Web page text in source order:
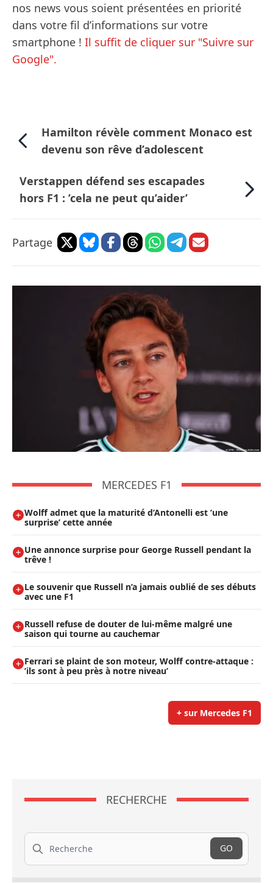
nos news vous soient présentées en priorité
dans votre fil d’informations sur votre
smartphone ! Il suffit de cliquer sur "Suivre sur
Google".
Hamilton révèle comment Monaco est
devenu son rêve d’adolescent
Verstappen défend ses escapades
hors F1 : ’cela ne peut qu’aider’
Partage
MERCEDES F1
Wolff admet que la maturité d’Antonelli est ’une
surprise’ cette année
Une annonce surprise pour George Russell pendant la
trêve !
Le souvenir que Russell n’a jamais oublié de ses débuts
avec une F1
Russell refuse de douter de lui-même malgré une
saison qui tourne au cauchemar
Ferrari se plaint de son moteur, Wolff contre-attaque :
’ils sont à peu près à notre niveau’
+ sur Mercedes F1
RECHERCHE
Recherche
GO